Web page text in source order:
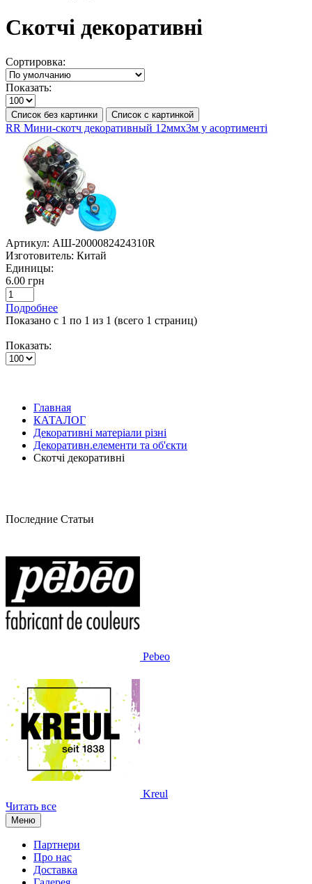
Скотчі декоративні
Сортировка:
Показать:
Список без картинки Список с картинкой
RR Мини-скотч декоративный 12ммх3м у асортименті
Артикул: АШ-2000082424310R
Изготовитель: Китай
Единицы:
6.00 грн
Подробнее
Показано с 1 по 1 из 1 (всего 1 страниц)
Показать:
Главная
КАТАЛОГ
Декоративні матеріали різні
Декоративн.елементи та об'єкти
Скотчі декоративні
Последние Статьи
Pebeo
Kreul
Читать все
Меню
Партнери
Про нас
Доставка